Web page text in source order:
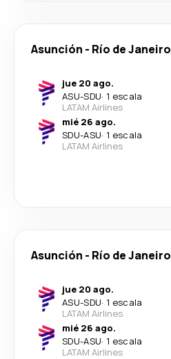
Asunción - Río de Janeiro
jue 20 ago.
ASU-SDU· 1 escala
LATAM Airlines
mié 26 ago.
SDU-ASU· 1 escala
LATAM Airlines
Asunción - Río de Janeiro
jue 20 ago.
ASU-SDU· 1 escala
LATAM Airlines
mié 26 ago.
SDU-ASU· 1 escala
LATAM Airlines